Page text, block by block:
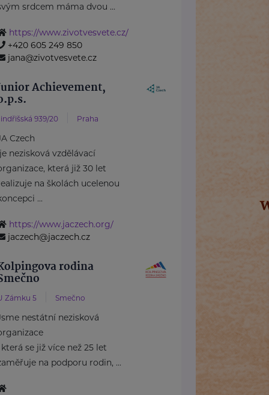
srdcem máma dvou ...
https://www.zivotvesvete.cz/
+420 605 249 850
jana@zivotvesvete.cz
Achievement,
939/20 Praha
Czech
nezisková vzdělávací
která již 30 let
na školách ucelenou
...
https://www.jaczech.org/
jaczech@jaczech.cz
rodina
Zámku 5 Smečno
nestátní nezisková
která se již více než 25 let
na podporu rodin, ...